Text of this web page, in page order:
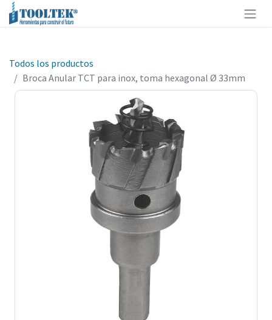
Todos los productos
Broca Anular TCT para inox, toma hexagonal Ø 33mm